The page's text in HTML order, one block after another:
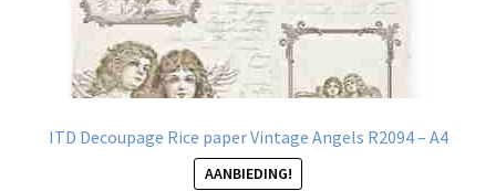
ITD Decoupage Rice paper Vintage Angels R2094 – A4
AANBIEDING!